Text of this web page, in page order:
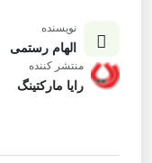
نویسنده
الهام رستمی
منتشر کننده
رایا مارکتینگ